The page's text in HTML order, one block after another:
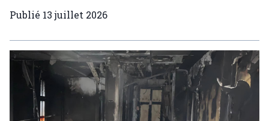
Publié 13 juillet 2026